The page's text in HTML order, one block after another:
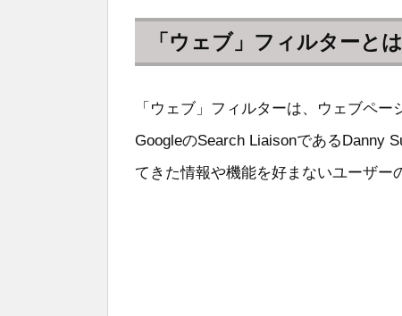
「ウェブ」フィルターと
「ウェブ」フィルターは、ウェブペ
GoogleのSearch LiaisonであるDanny
てきた情報や機能を好まないユーザー